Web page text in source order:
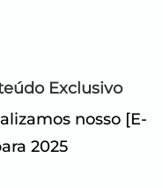
Exclusivo
nosso [E-
2025